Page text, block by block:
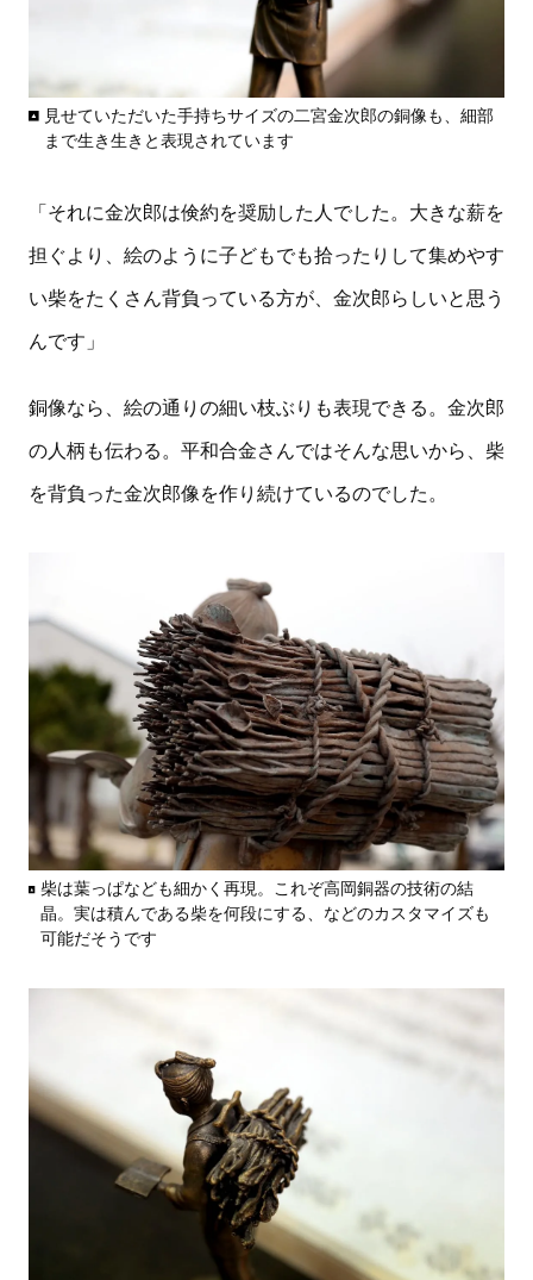
見せていただいた手持ちサイズの二宮金次郎の銅像も、細部
まで生き生きと表現されています
「それに金次郎は倹約を奨励した人でした。大きな薪を
担ぐより、絵のように子どもでも拾ったりして集めやす
い柴をたくさん背負っている方が、金次郎らしいと思う
んです」
銅像なら、絵の通りの細い枝ぶりも表現できる。金次郎
の人柄も伝わる。平和合金さんではそんな思いから、柴
を背負った金次郎像を作り続けているのでした。
柴は葉っぱなども細かく再現。これぞ高岡銅器の技術の結
晶。実は積んである柴を何段にする、などのカスタマイズも
可能だそうです